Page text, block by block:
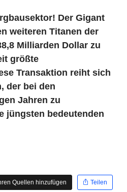
Der Gigant
weiteren Titanen der
Milliarden Dollar zu
größte
Transaktion reiht sich
der bei den
Jahren zu
jüngsten bedeutenden
Quellen hinzufügen
Teilen